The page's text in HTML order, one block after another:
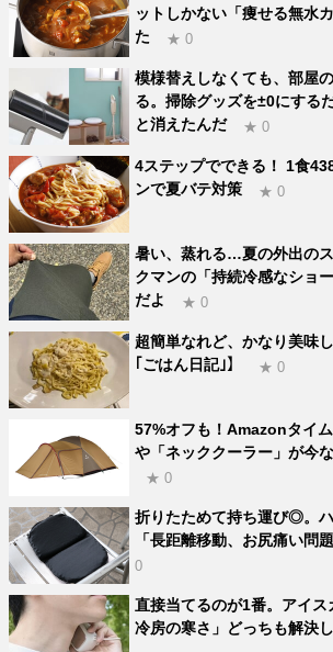
ットしかない「痩せる無水
た
★ 0
模様替えしなくても、部屋
る。掃除グッズを±0にする
と消えたんだ
★ 0
4ステップでできる！ 1食
ンで夏バテ対策
★ 0
暑い、蒸れる…夏の外出の
クマンの「持続冷感なショ
だよ
★ 0
超簡単なれど、かなり美味
｢ごはん日記｣】
★ 0
57%オフも！Amazonタイム
や「ネッククーラー」が今
★ 0
折りたためて持ち運び◎。
「長距離移動、お尻痛い問
0
直接当てるのが1番。アイス
冷房の寒さ」どっちも解決